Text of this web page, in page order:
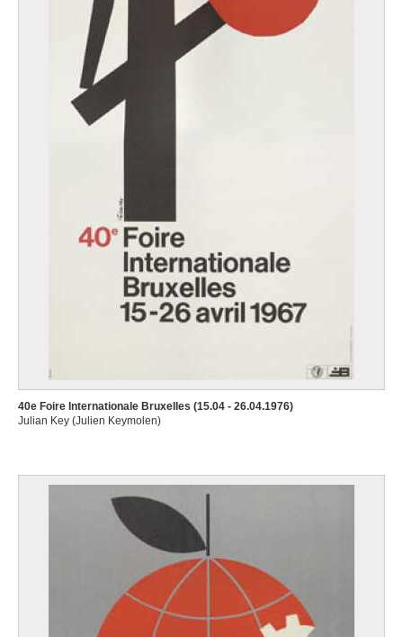
40e Foire Internationale Bruxelles (15.04 - 26.04.1976)
Julian Key (Julien Keymolen)